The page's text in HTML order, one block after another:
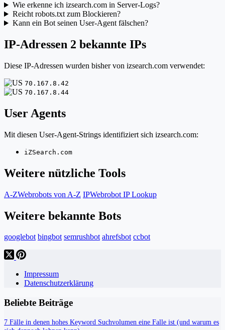
Wie erkenne ich izsearch.com in Server-Logs?
Reicht robots.txt zum Blockieren?
Kann ein Bot seinen User-Agent fälschen?
IP-Adressen 2 bekannte IPs
Diese IP-Adressen wurden bisher von izsearch.com verwendet:
70.167.8.42
70.167.8.44
User Agents
Mit diesen User-Agent-Strings identifiziert sich izsearch.com:
iZSearch.com
Weitere nützliche Tools
A-ZWebrobots von A-Z IPWebrobot IP Lookup
Weitere bekannte Bots
googlebot bingbot semrushbot ahrefsbot ccbot
Impressum
Datenschutzerklärung
Beliebte Beiträge
7 Fälle in denen hohes Keyword Suchvolumen eine Falle ist (und warum es